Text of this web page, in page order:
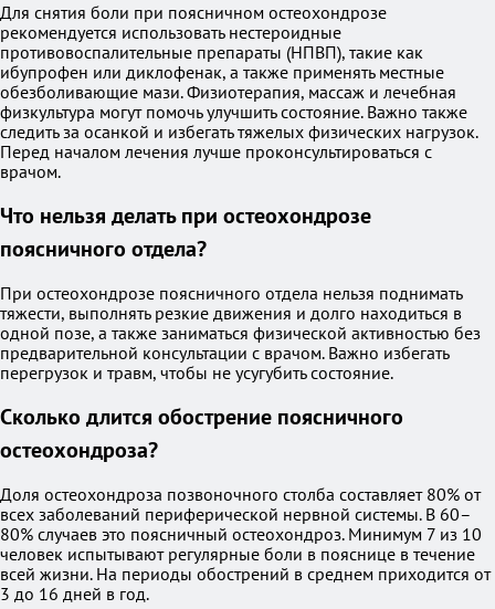
Для снятия боли при поясничном остеохондрозе
рекомендуется использовать нестероидные
противовоспалительные препараты (НПВП), такие как
ибупрофен или диклофенак, а также применять местные
обезболивающие мази. Физиотерапия, массаж и лечебная
физкультура могут помочь улучшить состояние. Важно также
следить за осанкой и избегать тяжелых физических нагрузок.
Перед началом лечения лучше проконсультироваться с
врачом.
Что нельзя делать при остеохондрозе
поясничного отдела?
При остеохондрозе поясничного отдела нельзя поднимать
тяжести, выполнять резкие движения и долго находиться в
одной позе, а также заниматься физической активностью без
предварительной консультации с врачом. Важно избегать
перегрузок и травм, чтобы не усугубить состояние.
Сколько длится обострение поясничного
остеохондроза?
Доля остеохондроза позвоночного столба составляет 80% от
всех заболеваний периферической нервной системы. В 60–
80% случаев это поясничный остеохондроз. Минимум 7 из 10
человек испытывают регулярные боли в пояснице в течение
всей жизни. На периоды обострений в среднем приходится от
3 до 16 дней в год.